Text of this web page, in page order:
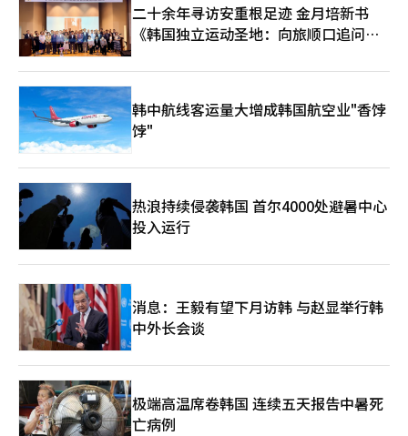
二十余年寻访安重根足迹 金月培新书
《韩国独立运动圣地：向旅顺口追问历
韩中航线客运量大增成韩国航空业"香饽
饽"
热浪持续侵袭韩国 首尔4000处避暑中心
投入运行
消息：王毅有望下月访韩 与赵显举行韩
中外长会谈
极端高温席卷韩国 连续五天报告中暑死
亡病例